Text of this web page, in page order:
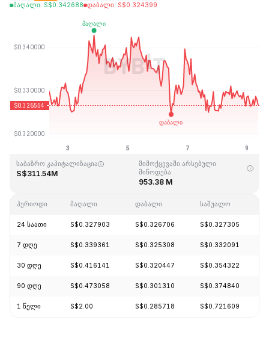
მაღალი: S$0.342688 დაბალი: S$0.324399
ისტორიული მაქსიმუმი
საბაზრო კაპიტალიზაცია
S$311.54M
მიმოქცევაში არსებული
მიწოდება
953.38 M
პერიოდი მაღალი დაბალი საშუალო
24 საათი S$0.327903 S$0.326706 S$0.327305
7 დღე S$0.339361 S$0.325308 S$0.332091
30 დღე S$0.416141 S$0.320447 S$0.354322
90 დღე S$0.473058 S$0.301310 S$0.374840
1 წელი S$2.00 S$0.285718 S$0.721609